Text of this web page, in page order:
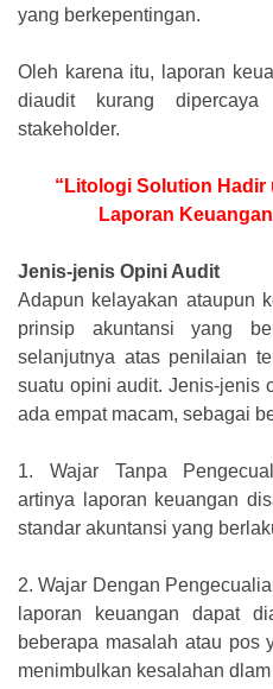
yang berkepentingan.
Oleh karena itu, laporan
diaudit kurang
stakeholder.
“Litologi Solution Hadir
Laporan
Jenis-jenis Opini Audit
Adapun kelayakan ataupun
prinsip akuntansi yang
selanjutnya atas penilaian
suatu opini audit. Jenis-jenis
ada empat macam, sebagai
1.
Wajar Tanpa
artinya laporan keuangan
standar akuntansi yang
2. Wajar Dengan
laporan keuangan dapat
beberapa masalah atau pos
menimbulkan kesalahan